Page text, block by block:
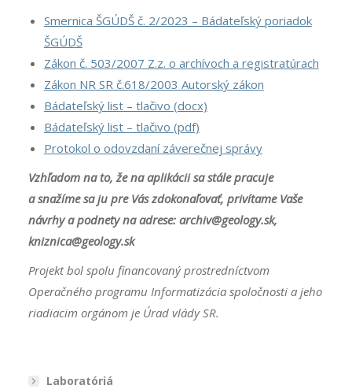
Smernica ŠGÚDŠ č. 2/2023 – Bádateľský poriadok
ŠGÚDŠ
Zákon č. 503/2007 Z.z. o archívoch a registratúrach
Zákon NR SR č.618/2003 Autorský zákon
Bádateľský list – tlačivo (docx)
Bádateľský list – tlačivo (pdf)
Protokol o odovzdaní záverečnej správy
Vzhľadom na to, že na aplikácii sa stále pracuje
a snažíme sa ju pre Vás zdokonaľovať, privítame Vaše
návrhy a podnety na adrese: archiv@geology.sk,
kniznica@geology.sk
Projektbolspolu financovaný prostredníctvom
Operačného programu Informatizácia spoločnosti a jeho
riadiacim orgánom je Úrad vlády SR.
Laboratóriá